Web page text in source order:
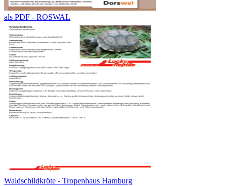
als PDF - ROSWAL
Waldschildkröte - Tropenhaus Hamburg